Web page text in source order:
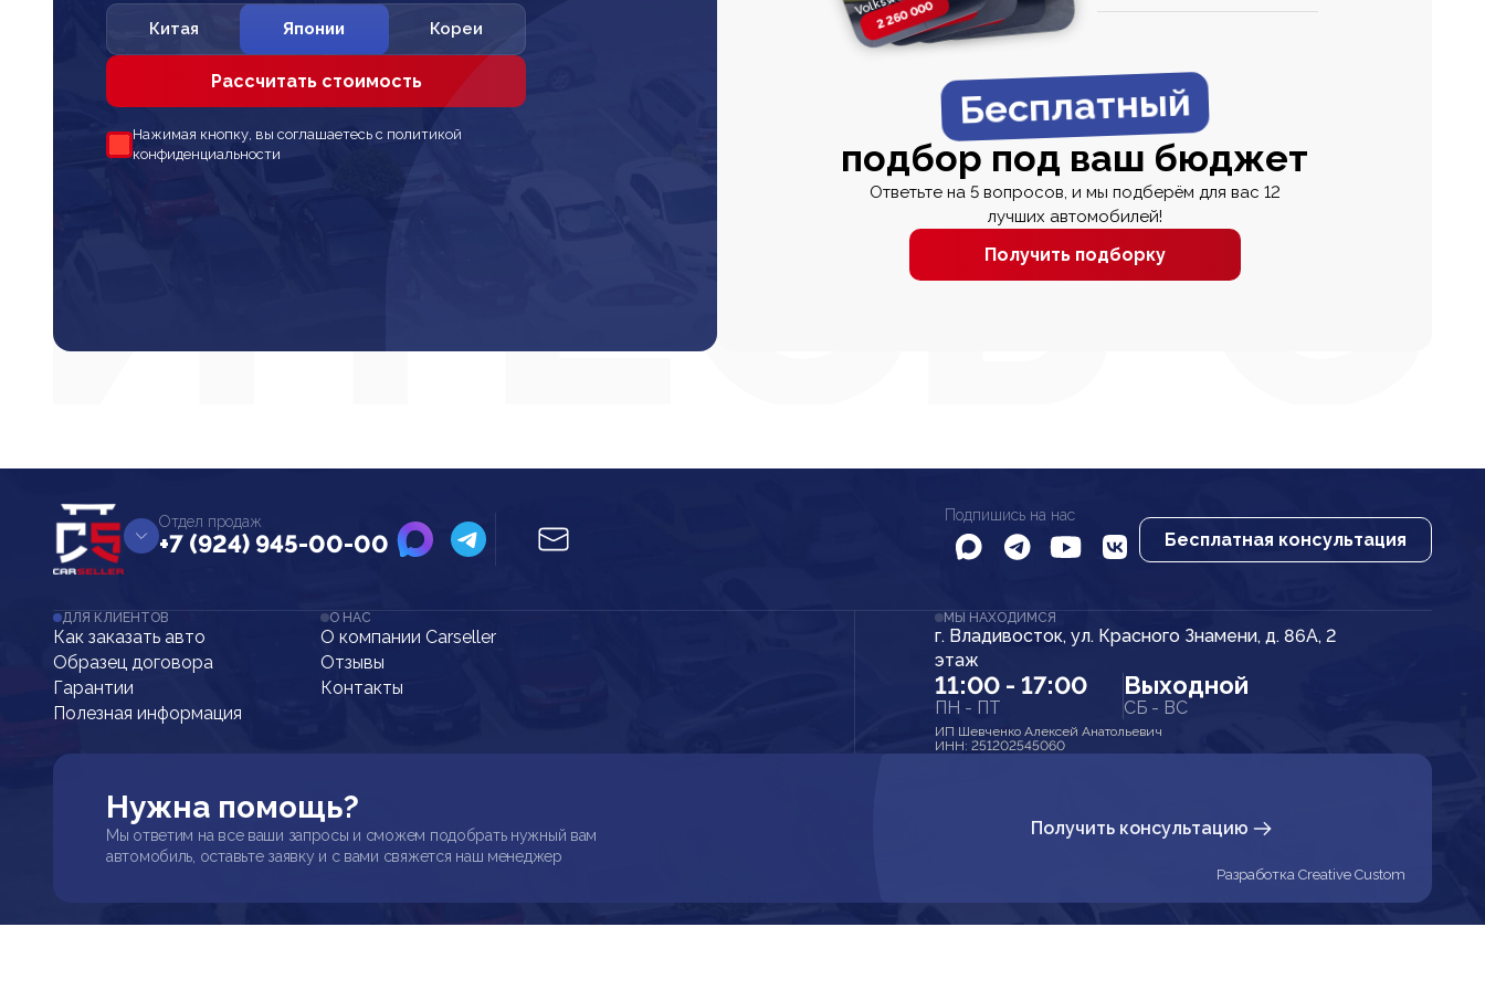
Китая Японии Кореи
Рассчитать стоимость
Нажимая кнопку, вы соглашаетесь с политикой
конфиденциальности
2 260 0002 820 000
2 820 0002 670 000
Бесплатный
подбор под ваш бюджет
Ответьте на 5 вопросов, и мы подберём для вас 12
лучших автомобилей!
Получить подборку
Отдел продаж
+7 (924) 945-00-00
Подпишись на нас
Бесплатная консультация
ДЛЯ КЛИЕНТОВ
Как заказать авто
Образец договора
Гарантии
Полезная информация
О НАС
О компании Carseller
Отзывы
Контакты
МЫ НАХОДИМСЯ
г. Владивосток, ул. Красного Знамени, д. 86А, 2
этаж
11:00 - 17:00
ПН - ПТ
Выходной
СБ - ВС
ИП Шевченко Алексей Анатольевич
ИНН: 251202545060
Нужна помощь?
Мы ответим на все ваши запросы и сможем подобрать нужный вам
автомобиль, оставьте заявку и с вами свяжется наш менеджер
Получить консультацию
Разработка Creative Custom